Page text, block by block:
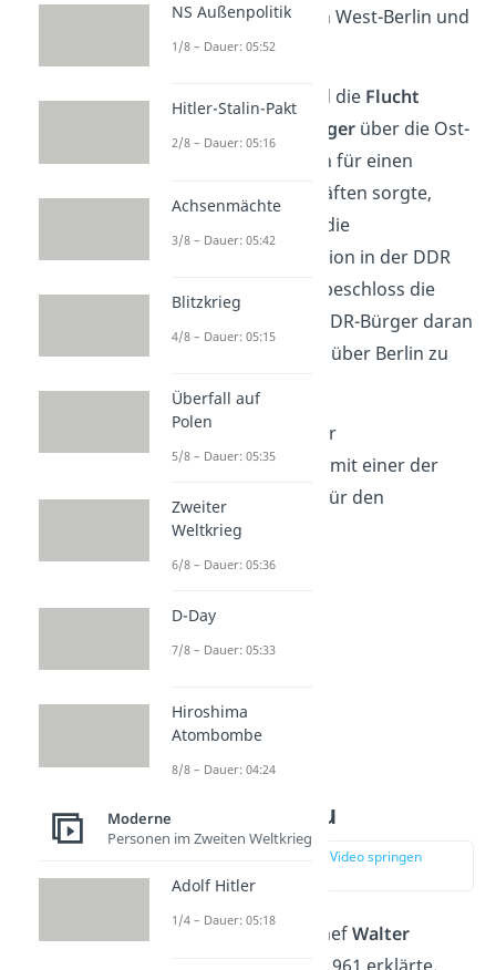
Grenzübergang nach West-Berlin und
dann in die BRD.
Weil die Ausreise und die Flucht
zahlreicher DDR-Bürgerüber die Ost-
West Grenze in Berlin für einen
an Arbeitskräften sorgte,
verschlechterte sich die
wirtschaftliche Situation in der DDR
immer mehr. Daher beschloss die
SED-Regierung, die DDR-Bürger daran
zu hindern, das Land über Berlin zu
verlassen.
Die Unterbindung der
Massenfluchtwar damit einer der
wichtigsten
für den
Mauerbau.
Der Mauerbau
zur Stelle im Video springen
Obwohl SED-ParteichefWalter
NS Außenpolitik
1/8 – Dauer: 05:52
Hitler-Stalin-Pakt
2/8 – Dauer: 05:16
Achsenmächte
3/8 – Dauer: 05:42
Blitzkrieg
4/8 – Dauer: 05:15
Überfall auf
Polen
5/8 – Dauer: 05:35
Zweiter
Weltkrieg
6/8 – Dauer: 05:36
D-Day
7/8 – Dauer: 05:33
Hiroshima
Atombombe
8/8 – Dauer: 04:24
Moderne
Personen im Zweiten Weltkrieg
Adolf Hitler
1/4 – Dauer: 05:18